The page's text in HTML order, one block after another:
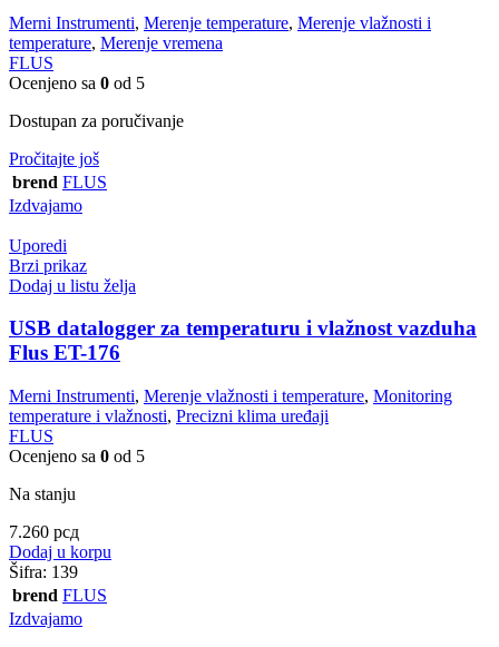
Merni Instrumenti, Merenje temperature, Merenje vlažnosti i
temperature, Merenje vremena
FLUS
Ocenjeno sa 0 od 5
Dostupan za poručivanje
Pročitajte još
brend FLUS
Izdvajamo
Uporedi
Brzi prikaz
Dodaj u listu želja
USB datalogger za temperaturu i vlažnost vazduha
Flus ET-176
Merni Instrumenti, Merenje vlažnosti i temperature, Monitoring
temperature i vlažnosti, Precizni klima uređaji
FLUS
Ocenjeno sa 0 od 5
Na stanju
7.260 рсд
Dodaj u korpu
Šifra: 139
brend FLUS
Izdvajamo